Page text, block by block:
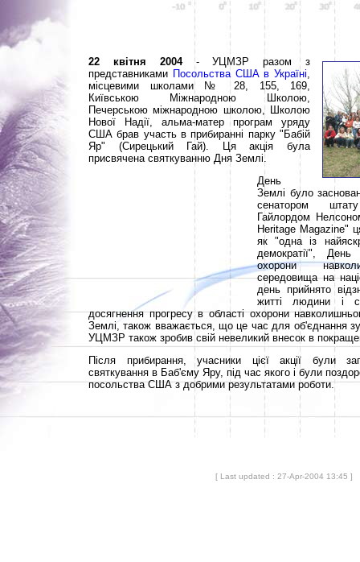
22 квітня 2004- УЦМЗР разом з
представниками Посольства США в Україні,
місцевими школами № 28, 155, 169,
Київською Міжнародною Школою,
Печерською міжнародною школою, Школою
Нової Надії, альма-матер програм уряду
США брав участь в прибиранні парку "Бабій
Яр" (Сирецький Гай). Ця акція була
присвячена святкуванню Дня Землі.
День
Землі було
сенатором
Гайлордом
Heritage Magazine"
як "одна із
демократії", День
охорони
середовища на
день прийнято
житті людини і
досягнення прогресу в області охорони
Землі, також вважається, що це час для об'єднання
УЦМЗР також зробив свій невеликий внесок в
Після прибирання, учасники цієї акції були
святкування в Баб'єму Яру, під час якого і були
посольства США з добрими результатами роботи.
[ Last updated : 27-Apr-2004 13:45 ]